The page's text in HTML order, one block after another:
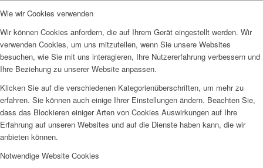
Wie wir Cookies verwenden
Wir können Cookies anfordern, die auf Ihrem Gerät eingestellt werden. Wir
verwenden Cookies, um uns mitzuteilen, wenn Sie unsere Websites
besuchen, wie Sie mit uns interagieren, Ihre Nutzererfahrung verbessern und
Ihre Beziehung zu unserer Website anpassen.
Klicken Sie auf die verschiedenen Kategorienüberschriften, um mehr zu
erfahren. Sie können auch einige Ihrer Einstellungen ändern. Beachten Sie,
dass das Blockieren einiger Arten von Cookies Auswirkungen auf Ihre
Erfahrung auf unseren Websites und auf die Dienste haben kann, die wir
anbieten können.
Notwendige Website Cookies